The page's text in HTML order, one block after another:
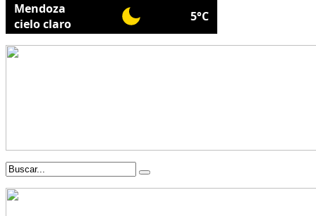
Mendoza
cielo claro
5°C